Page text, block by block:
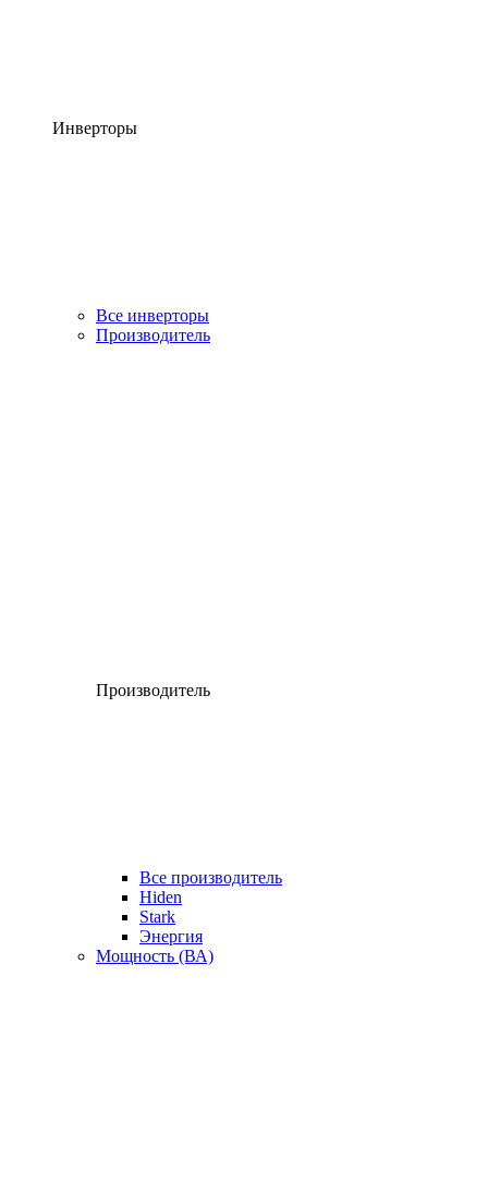
Инверторы
Все инверторы
Производитель
Производитель
Все производитель
Hiden
Stark
Энергия
Мощность (ВА)